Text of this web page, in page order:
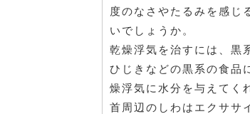
度のなさやたるみを感じ
いでしょうか。
乾燥浮気を治すには、黒
ひじきなどの黒系の食品
燥浮気に水分を与えてく
首周辺のしわはエクササ